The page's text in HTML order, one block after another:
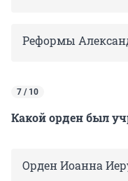
Реформы
7 / 10
Какой орден был
Орден Иоанна